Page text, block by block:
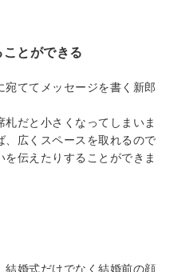
とができる
ててメッセージを書く新郎
だと小さくなってしまいま
広くスペースを取れるので
伝えたりすることができま
婚式だけでなく結婚前の顔